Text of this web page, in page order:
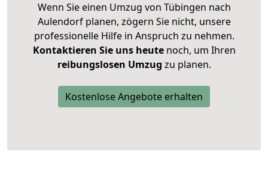
Wenn Sie einen Umzug von Tübingen nach
Aulendorf planen, zögern Sie nicht, unsere
professionelle Hilfe in Anspruch zu nehmen.
Kontaktieren Sie uns heutenoch, um Ihren
reibungslosen Umzug zu planen.
Kostenlose Angebote erhalten